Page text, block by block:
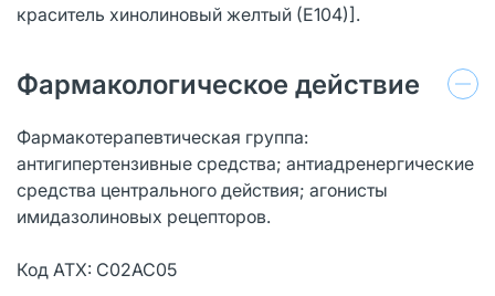
краситель хинолиновый желтый (Е104)].
Фармакологическое действие
Фармакотерапевтическая группа:
антигипертензивные средства; антиадренергические
средства центрального действия; агонисты
имидазолиновых рецепторов.
Код АТХ: С02АС05